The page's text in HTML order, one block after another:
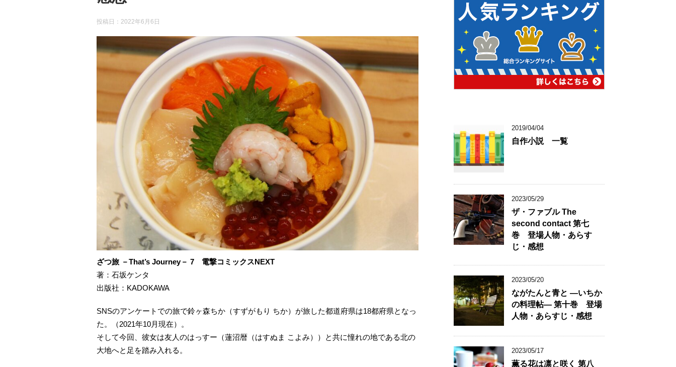
投稿日： 2022年6月6日
ざつ旅 －That’s Journey－ 7 電撃コミックスNEXT
著：石坂ケンタ
出版社：KADOKAWA
SNSのアンケートでの旅で鈴ヶ森ちか（すずがもり ちか）が旅した都道府県は18都府県となっ
た。（2021年10月現在）。
そして今回、彼女は友人のはっすー（蓮沼暦（はすぬま こよみ））と共に憧れの地である北の
大地へと足を踏み入れる。
2019/04/04
自作小説 一覧
2023/05/29
ザ・ファブル The
second contact 第七
巻 登場人物・あらす
じ・感想
2023/05/20
ながたんと青と ―いちか
の料理帖― 第十巻 登場
人物・あらすじ・感想
2023/05/17
薫る花は凛と咲く 第八